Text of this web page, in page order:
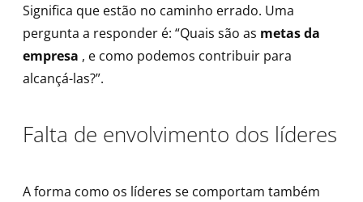
Significa que estão no caminho errado. Uma
pergunta a responder é: “Quais são as metas da
empresa , e como podemos contribuir para
alcançá-las?”.
Falta de envolvimento dos líderes
A forma como os líderes se comportam também